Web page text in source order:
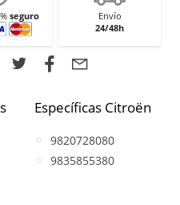
seguro
Envío
24/48h
Específicas Citroën
9820728080
9835855380